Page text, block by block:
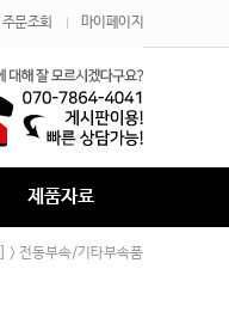
주문조회 마이페이지
제품자료
> 전동부속/기타부속품